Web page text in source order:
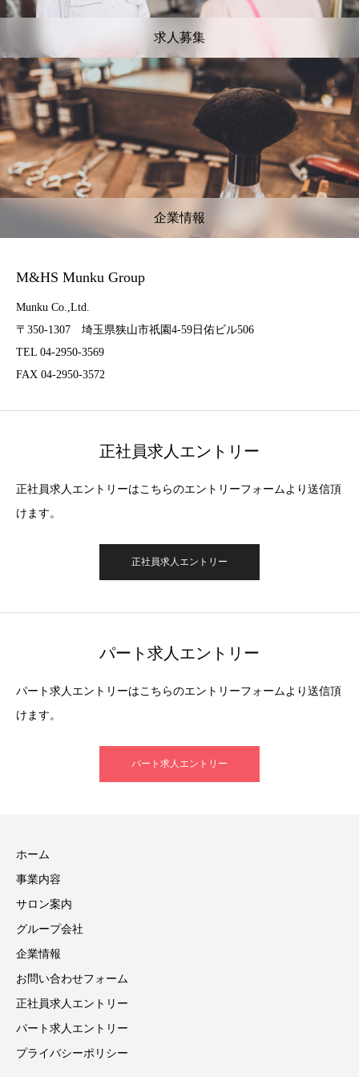
求人募集
企業情報
M&HS Munku Group
Munku Co.,Ltd.
〒350-1307 埼玉県狭山市祇園4-59日佑ビル506
TEL 04-2950-3569
FAX 04-2950-3572
正社員求人エントリー
正社員求人エントリーはこちらのエントリーフォームより送信頂
けます。
正社員求人エントリー
パート求人エントリー
パート求人エントリーはこちらのエントリーフォームより送信頂
けます。
パート求人エントリー
ホーム
事業内容
サロン案内
グループ会社
企業情報
お問い合わせフォーム
正社員求人エントリー
パート求人エントリー
プライバシーポリシー